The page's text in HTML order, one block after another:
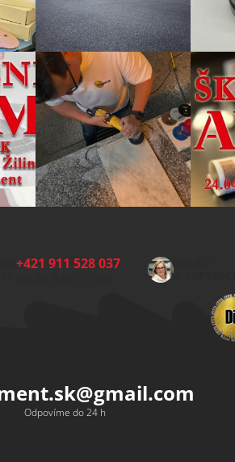
+421 911 528 037
SKLAD
A EXPEDICE:
@gmail.com
Odpovíme do 24 h